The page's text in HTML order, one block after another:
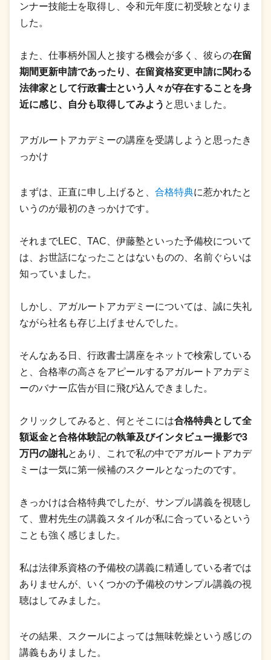
ンナー技能士を取得し、令和元年度に初受験となりま
した。
また、仕事柄外国人と接する機会が多く、彼らの在留
期間更新申請であったり、在留資格変更申請に関わる
法律家として行政書士という人々が存在することを身
近に感じ、自分も取得してみよう と思いました。
アガルートアカデミーの講座を受講しようと思ったき
っかけ
まずは、正直に申し上げると、 合格特典に惹かれたと
いうのが最初のきっかけです。
それまでLEC、TAC、伊藤塾といった予備校について
は、お世話になったことはないものの、名前ぐらいは
知っていました。
しかし、アガルートアカデミーについては、誠に失礼
ながら社名も存じ上げませんでした。
そんなある日、行政書士講座をネットで検索している
と、合格率の高さをアピールするアガルートアカデミ
ーのバナー広告が目に飛び込んできました。
クリックしてみると、何とそこには合格特典として全
額返金と合格体験記の執筆及びインタビュー撮影で3
万円の謝礼とあり、これで私の中でアガルートアカデ
ミーは一気に第一候補のスクールとなったのです。
きっかけは合格特典でしたが、サンプル講義を視聴し
て、豊村先生の講義スタイルが私に合っているという
ことも強く感じました。
私は法律系資格の予備校の講義に精通している者では
ありませんが、いくつかの予備校のサンプル講義の視
聴はしてみました。
その結果、スクールによっては無味乾燥という感じの
講義もありました。